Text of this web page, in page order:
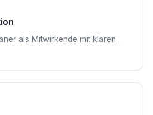
als Mitwirkende mit klaren